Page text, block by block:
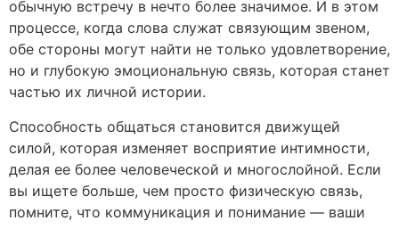
обычную встречу в нечто более значимое. И в этом
процессе, когда слова служат связующим звеном,
обе стороны могут найти не только удовлетворение,
но и глубокую эмоциональную связь, которая станет
частью их личной истории.
Способность общаться становится движущей
силой, которая изменяет восприятие интимности,
делая ее более человеческой и многослойной. Если
вы ищете больше, чем просто физическую связь,
помните, что коммуникация и понимание — ваши